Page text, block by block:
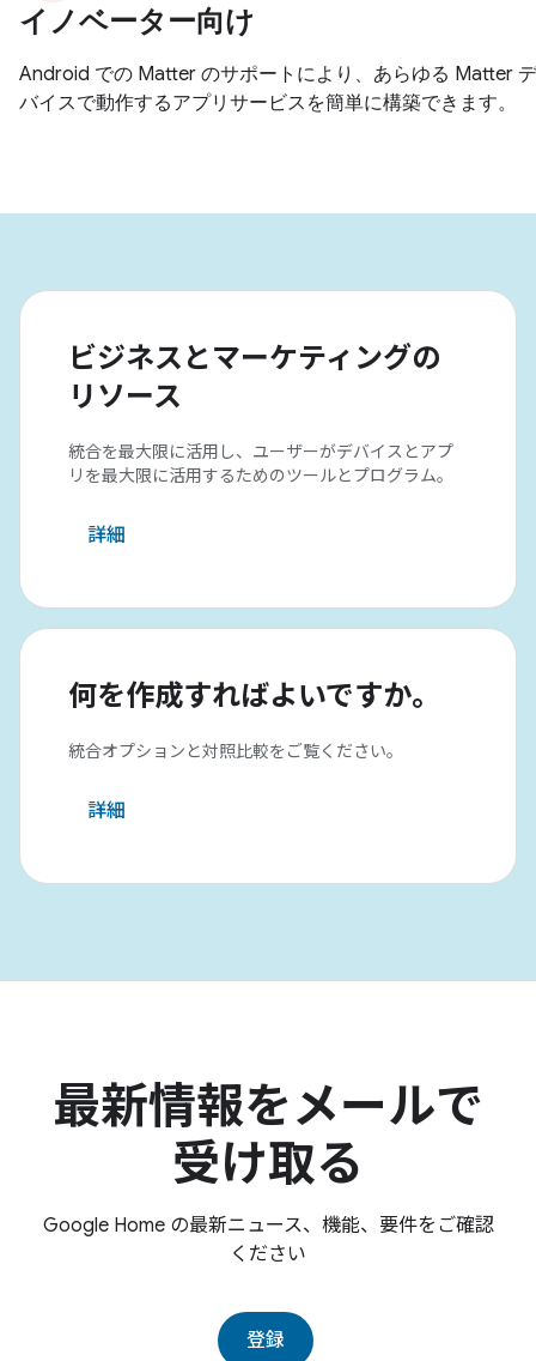
ビジネスとマーケティングの
リソース
統合を最大限に活用し、ユーザーがデバイスとアプ
リを最大限に活用するためのツールとプログラム。
詳細
何を作成すればよいですか。
統合オプションと対照比較をご覧ください。
詳細
最新情報をメールで
受け取る
Google Home の最新ニュース、機能、要件をご確認
ください
登録